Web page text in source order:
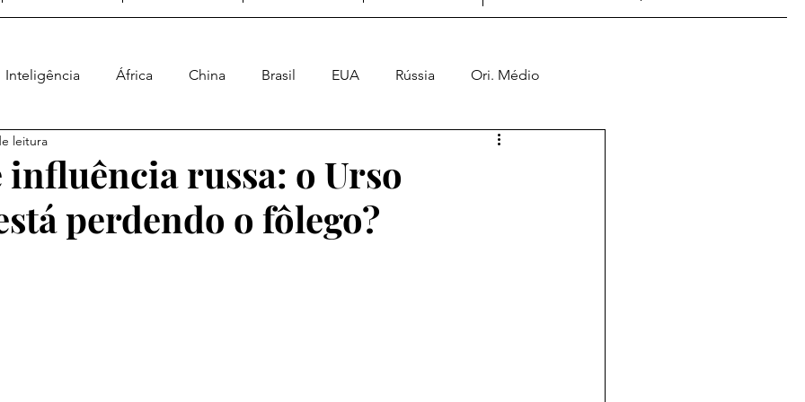
Inteligência África China Brasil EUA Rússia Ori. Médio
Ásia Jogos de Guerra
Energética Geopolítica Espacial
influência russa: o Urso
perdendo o fôlego?
leitura